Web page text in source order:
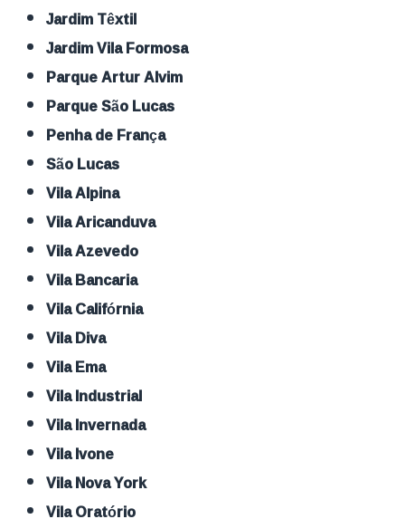
Jardim Têxtil
Jardim Vila Formosa
Parque Artur Alvim
Parque São Lucas
Penha de França
São Lucas
Vila Alpina
Vila Aricanduva
Vila Azevedo
Vila Bancaria
Vila Califórnia
Vila Diva
Vila Ema
Vila Industrial
Vila Invernada
Vila Ivone
Vila Nova York
Vila Oratório